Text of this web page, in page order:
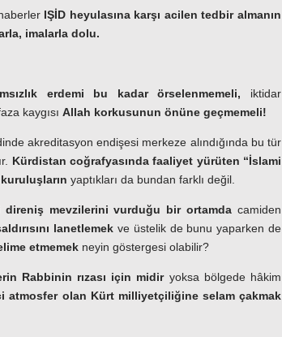
IŞİD heyulasına karşı acilen tedbir almanın
imalarla dolu.
erdemi bu kadar örselenmemeli, iktidar
kaygısı Allah korkusunun önüne geçmemeli!
akreditasyon endişesi merkeze alındığında bu tür
Kürdistan coğrafyasında faaliyet yürüten “İslami
yaptıkları da bundan farklı değil.
direniş mevzilerini vurduğu bir ortamda camiden
lanetlemekve üstelik de bunu yaparken de
etmemek neyin göstergesi olabilir?
Rabbinin rızası için midiryoksa bölgede hâkim
atmosfer olan Kürt milliyetçiliğine selam çakmak